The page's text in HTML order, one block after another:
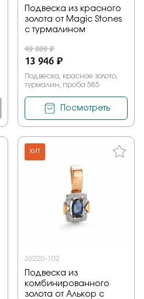
Подвеска из красного
золота от Magic Stones
с турмалином
49 809 ₽
13 946 ₽
Подвеска, красное золото,
турмалин, проба 585
Посмотреть
ХИТ
36220-102
Подвеска из
комбинированного
золота от Алькор с